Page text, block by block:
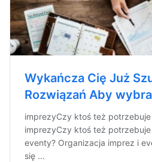
Wykańcza Cię Już
Rozwiązań Aby
imprezyCzy ktoś też
imprezyCzy ktoś też
eventy? Organizacja imprez i
się ...